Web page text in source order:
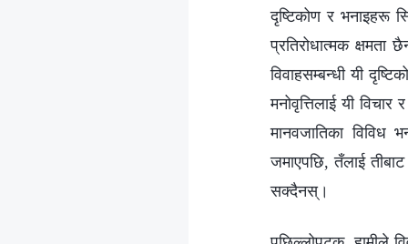
दृष्टिकोण र भनाइहरू
प्रतिरोधात्मक
विवाहसम्बन्धी यी
मनोवृत्तिलाई यी
मानवजातिका विविध
जमाएपछि, तँलाई
सक्दैनस्।